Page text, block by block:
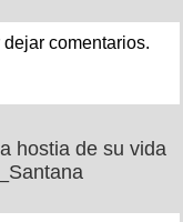
comentarios.
hostia de su vida